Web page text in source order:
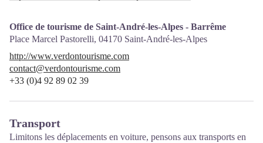
Office de tourisme de Saint-André-les-Alpes - Barrême
Place Marcel Pastorelli, 04170 Saint-André-les-Alpes
http://www.verdontourisme.com
contact@verdontourisme.com
+33 (0)4 92 89 02 39
Transport
Limitons les déplacements en voiture, pensons aux transports en